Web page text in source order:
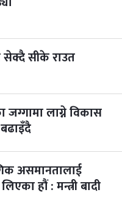
सीके राउत
जग्गामा लाग्ने विकास
असमानतालाई
हौं : मन्त्री बादी